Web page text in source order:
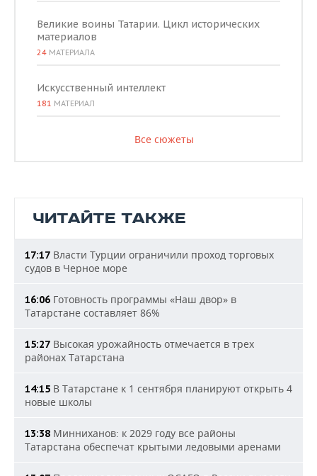
Великие воины Татарии. Цикл исторических
материалов
24 МАТЕРИАЛА
Искусственный интеллект
181 МАТЕРИАЛ
Все сюжеты
ЧИТАЙТЕ ТАКЖЕ
17:17 Власти Турции ограничили проход торговых
судов в Черное море
16:06 Готовность программы «Наш двор» в
Татарстане составляет 86%
15:27 Высокая урожайность отмечается в трех
районах Татарстана
14:15 В Татарстане к 1 сентября планируют открыть 4
новые школы
13:38 Минниханов: к 2029 году все районы
Татарстана обеспечат крытыми ледовыми аренами